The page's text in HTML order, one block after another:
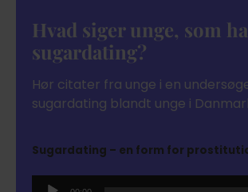
Hvad siger unge, som
sugardating?
Hør citater fra unge i en
sugardating blandt unge i
Sugardating – en form for
Audio